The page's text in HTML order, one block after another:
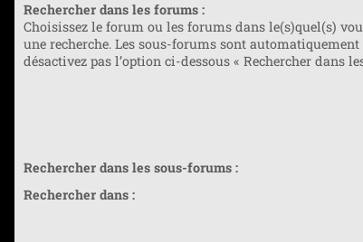
Rechercher dans les forums :
Choisissez le forum ou les forums dans le(s)quel(s)
une recherche. Les sous-forums sont
désactivez pas l’option ci-dessous « Rechercher dans
Rechercher dans les sous-forums :
Rechercher dans :